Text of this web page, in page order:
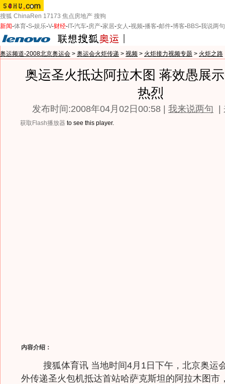
搜狐 ChinaRen 17173 焦点房地产 搜狗
新闻-体育-S-娱乐-V-财经- IT-汽车-房产-家居-女人-视频-播客-邮件-博客-BBS-我说两句
奥运频道-2008北京奥运会 > 奥运会火炬传递 > 视频 > 火炬接力视频专题 > 火炬之路
奥运圣火抵达阿拉木图 蒋效愚展
热烈
发布时间:2008年04月02日00:58 | 我来说两句 |
获取Flash播放器 to see this player.
内容介绍：
搜狐体育讯 当地时间4月1日下午，北京奥运
外传递圣火包机抵达首站哈萨克斯坦的阿拉木图市